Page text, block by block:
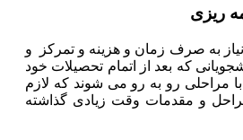
ریزی
به صرف زمان و هزینه و تمرکز و
که بعد از اتمام تحصیلات خود
با مراحلی رو به رو می شوند که لازم
و مقدمات وقت زیادی گذاشته